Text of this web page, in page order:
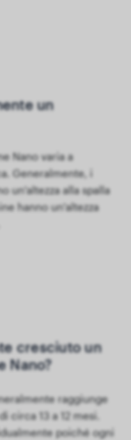
un
Nano varia a
Generalmente, i
un'altezza alla spalla
hanno un'altezza
cresciuto un
Nano?
raggiunge
circa 13 a 12 mesi.
poiché ogni